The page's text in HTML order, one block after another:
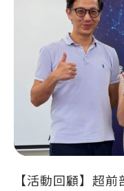
【活動回顧】超